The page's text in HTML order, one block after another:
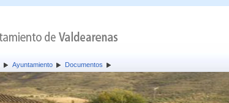
Ayuntamiento Documentos